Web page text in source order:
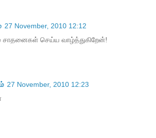
27 November, 2010 12:12
சாதனைகள் செய்ய வாழ்த்துகிறேன்!
27 November, 2010 12:23